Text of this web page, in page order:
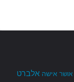
אושר אישה אלברט